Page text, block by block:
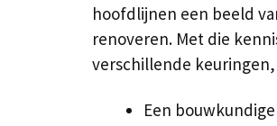
hoofdlijnen een beeld
renoveren. Met die
verschillende
Een